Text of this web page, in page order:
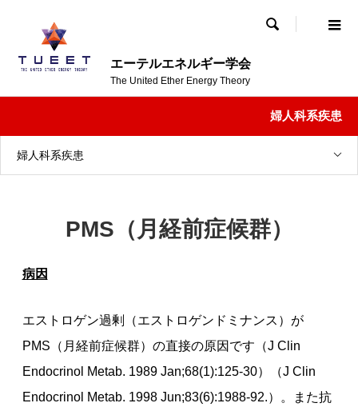
エーテルエネルギー学会
The United Ether Energy Theory

婦人科系疾患
婦人科系疾患
PMS（月経前症候群）
病因
エストロゲン過剰（エストロゲンドミナンス）が
PMS（月経前症候群）の直接の原因です（J Clin
Endocrinol Metab. 1989 Jan;68(1):125-30）（J Clin
Endocrinol Metab. 1998 Jun;83(6):1988-92.）。また抗